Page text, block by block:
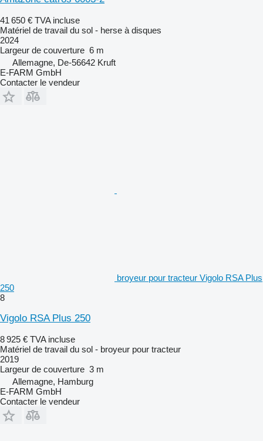
41 650 € TVA incluse
Matériel de travail du sol - herse à disques
2024
Largeur de couverture 6 m
Allemagne, De-56642 Kruft
E-FARM GmbH
Contacter le vendeur
broyeur pour tracteur Vigolo RSA Plus
250
8
Vigolo RSA Plus 250
8 925 € TVA incluse
Matériel de travail du sol - broyeur pour tracteur
2019
Largeur de couverture 3 m
Allemagne, Hamburg
E-FARM GmbH
Contacter le vendeur